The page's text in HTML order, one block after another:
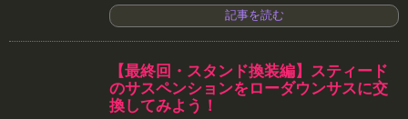
記事を読む
【最終回・スタンド換装編】スティード
のサスペンションをローダウンサスに交
換してみよう！